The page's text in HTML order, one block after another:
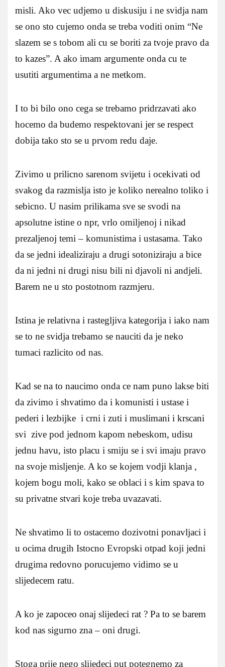
misli. Ako vec udjemo u diskusiju i ne svidja nam
se ono sto cujemo onda se treba voditi onim “Ne
slazem se s tobom ali cu se boriti za tvoje pravo da
to kazes”. A ako imam argumente onda cu te
usutiti argumentima a ne metkom.
I to bi bilo ono cega se trebamo pridrzavati ako
hocemo da budemo respektovani jer se respect
dobija tako sto se u prvom redu daje.
Zivimo u prilicno sarenom svijetu i ocekivati od
svakog da razmislja isto je koliko nerealno toliko i
sebicno. U nasim prilikama sve se svodi na
apsolutne istine o npr, vrlo omiljenoj i nikad
prezaljenoj temi – komunistima i ustasama. Tako
da se jedni idealiziraju a drugi sotoniziraju a bice
da ni jedni ni drugi nisu bili ni djavoli ni andjeli.
Barem ne u sto postotnom razmjeru.
Istina je relativna i rastegljiva kategorija i iako nam
se to ne svidja trebamo se nauciti da je neko
tumaci razlicito od nas.
Kad se na to naucimo onda ce nam puno lakse biti
da zivimo i shvatimo da i komunisti i ustase i
pederi i lezbijke i crni i zuti i muslimani i krscani
svi zive pod jednom kapom nebeskom, udisu
jednu havu, isto placu i smiju se i svi imaju pravo
na svoje misljenje. A ko se kojem vodji klanja ,
kojem bogu moli, kako se oblaci i s kim spava to
su privatne stvari koje treba uvazavati.
Ne shvatimo li to ostacemo dozivotni ponavljaci i
u ocima drugih Istocno Evropski otpad koji jedni
drugima redovno porucujemo vidimo se u
slijedecem ratu.
A ko je zapoceo onaj slijedeci rat ? Pa to se barem
kod nas sigurno zna – oni drugi.
Stoga prije nego slijedeci put potegnemo za